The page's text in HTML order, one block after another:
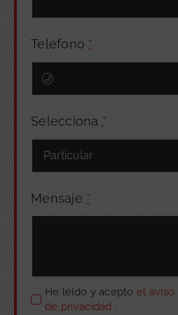
Teléfono *
Selecciona *
Mensaje *
He leído y acepto el
de privacidad .